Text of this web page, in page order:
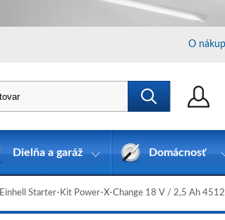
Einhell Starter-Kit Power-X-Change 18 V / 2,5 Ah
O
Dielňa a garáž Domácnosť